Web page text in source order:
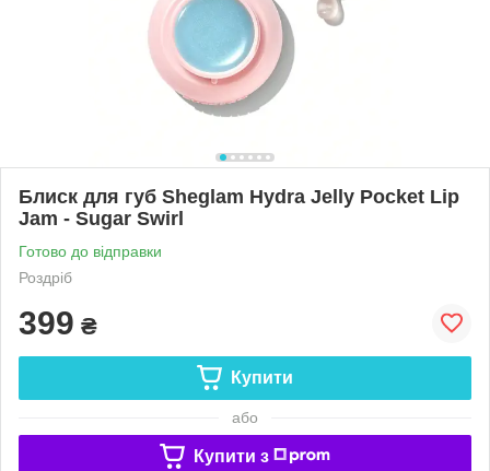
Блиск для губ Sheglam Hydra Jelly Pocket Lip
Jam - Sugar Swirl
Готово до відправки
Роздріб
399 ₴
Купити
або
Купити з